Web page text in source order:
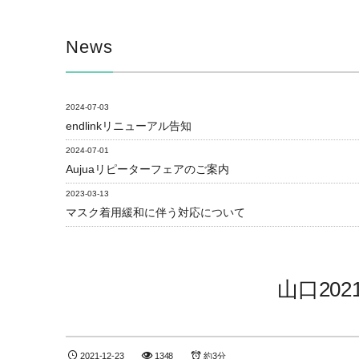
News
2024-07-03
endlinkリニューアル告知
2024-07-01
Aujuaリピーターフェアのご案内
2023-03-13
マスク着用緩和に伴う対応について
山口
2021-12-23 1348 約3分